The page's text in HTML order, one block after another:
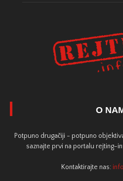
O
Potpuno drugačiji - potpuno
saznajte prvi na portalu rejting-
Kontaktirajte nas: